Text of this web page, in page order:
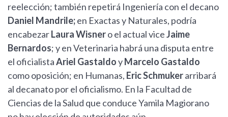
reelección; también repetirá Ingeniería con el decano
Daniel Mandrile;en Exactas y Naturales, podría
encabezarLaura Wisnero el actual viceJaime
Bernardos; y en Veterinaria habrá una disputa entre
el oficialistaAriel GastaldoyMarcelo Gastaldo
como oposición; en Humanas, Eric Schmukerarribará
al decanato por el oficialismo. En la Facultad de
Ciencias de la Salud que conduce Yamila Magiorano